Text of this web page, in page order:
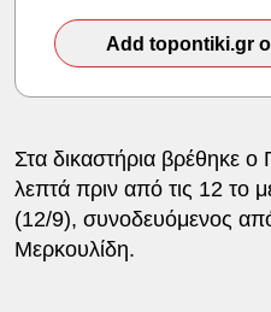
Add topontiki.gr
Στα δικαστήρια βρέθηκε
λεπτά πριν από τις 12 το
(12/9), συνοδευόμενος
Μερκουλίδη.